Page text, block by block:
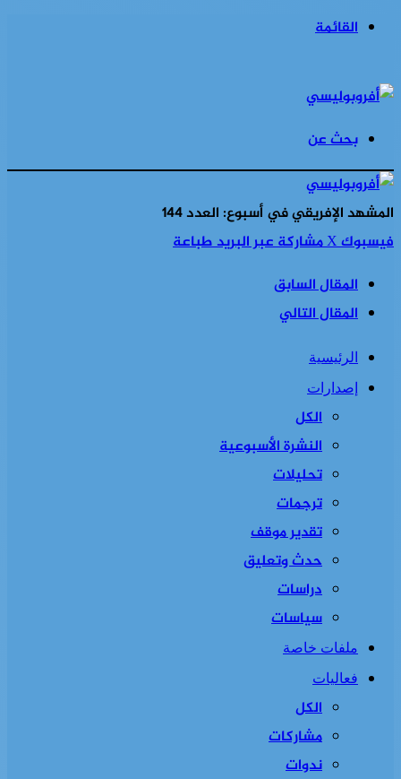
القائمة
بحث عن
المشهد الإفريقي في أسبوع: العدد 144
فيسبوك‫Xمشاركة عبر البريدطباعة
المقال السابق
المقال التالي
الرئيسية
إصدارات
الكل
النشرة الأسبوعية
تحليلات
ترجمات
تقدير موقف
حدث وتعليق
دراسات
سياسات
ملفات خاصة
فعاليات
الكل
مشاركات
ندوات